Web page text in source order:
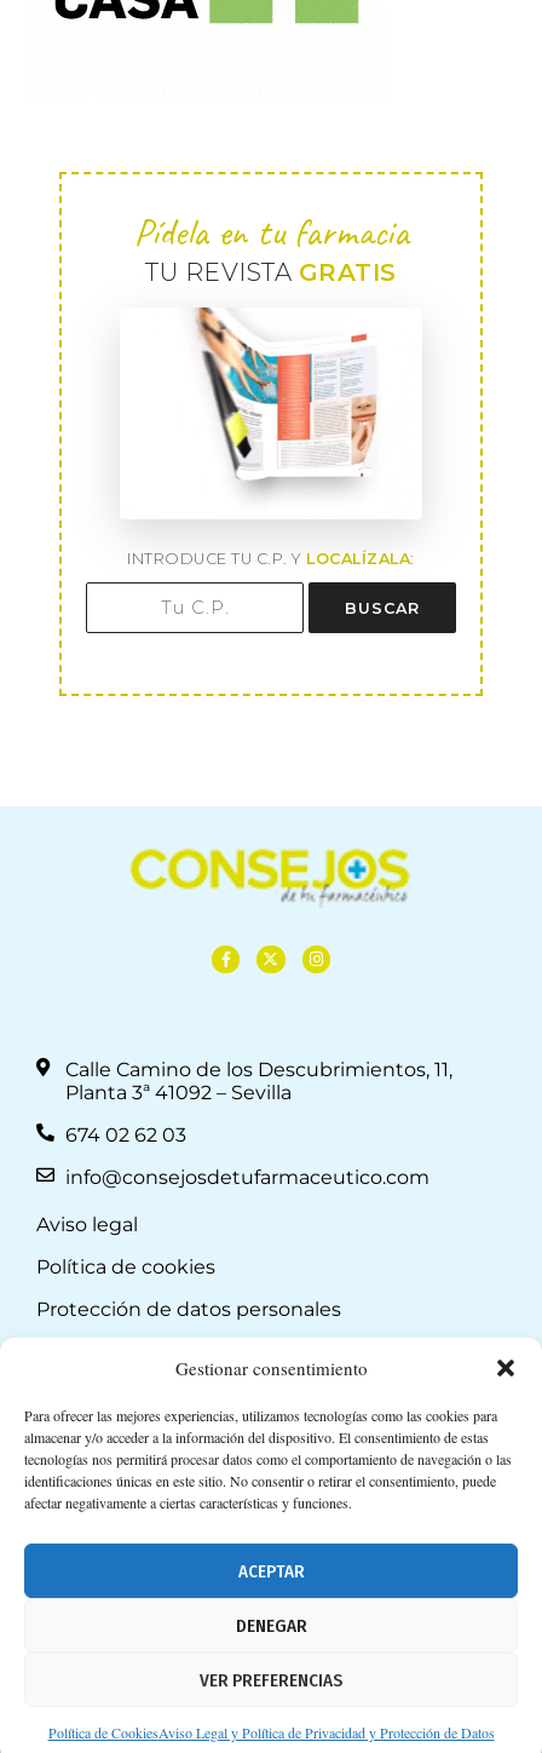
Gestionar consentimiento
Para ofrecer las mejores experiencias, utilizamos tecnologías como las cookies para
almacenar y/o acceder a la información del dispositivo. El consentimiento de estas
tecnologías nos permitirá procesar datos como el comportamiento de navegación o las
identificaciones únicas en este sitio. No consentir o retirar el consentimiento, puede
afectar negativamente a ciertas características y funciones.
ACEPTAR
DENEGAR
VER PREFERENCIAS
Política de CookiesAviso Legal y Política de Privacidad y Protección de Datos
Pídela en tu farmacia
TU REVISTA GRATIS
INTRODUCE TU C.P. Y LOCALÍZALA:
BUSCAR
Calle Camino de los Descubrimientos, 11,
Planta 3ª 41092 – Sevilla
674 02 62 03
info@consejosdetufarmaceutico.com
Aviso legal
Política de cookies
Protección de datos personales